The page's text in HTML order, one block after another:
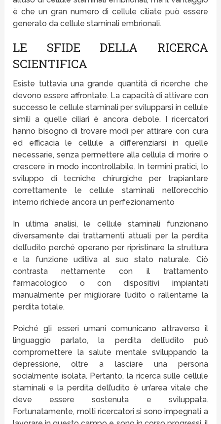
è che un gran numero di cellule ciliate può essere
generato da cellule staminali embrionali.
LE SFIDE DELLA RICERCA
SCIENTIFICA
Esiste tuttavia una grande quantità di ricerche che
devono essere affrontate. La capacità di attivare con
successo le cellule staminali per svilupparsi in cellule
simili a quelle ciliari è ancora debole. I ricercatori
hanno bisogno di trovare modi per attirare con cura
ed efficacia le cellule a differenziarsi in quelle
necessarie, senza permettere alla cellula di morire o
crescere in modo incontrollabile. In termini pratici, lo
sviluppo di tecniche chirurgiche per trapiantare
correttamente le cellule staminali nell’orecchio
interno richiede ancora un perfezionamento
In ultima analisi, le cellule staminali funzionano
diversamente dai trattamenti attuali per la perdita
dell’udito perché operano per ripristinare la struttura
e la funzione uditiva al suo stato naturale. Ciò
contrasta nettamente con il trattamento
farmacologico o con dispositivi impiantati
manualmente per migliorare l’udito o rallentarne la
perdita totale.
Poiché gli esseri umani comunicano attraverso il
linguaggio parlato, la perdita dell’udito può
compromettere la salute mentale sviluppando la
depressione, oltre a lasciare una persona
socialmente isolata. Pertanto, la ricerca sulle cellule
staminali e la perdita dell’udito è un’area vitale che
deve essere sostenuta e sviluppata.
Fortunatamente, molti ricercatori si sono impegnati a